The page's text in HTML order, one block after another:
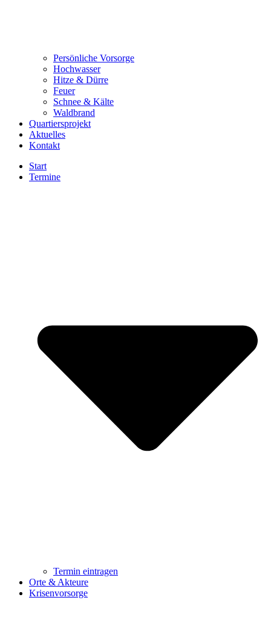
Persönliche Vorsorge
Hochwasser
Hitze & Dürre
Feuer
Schnee & Kälte
Waldbrand
Quartiersprojekt
Aktuelles
Kontakt
Start
Termine
Termin eintragen
Orte & Akteure
Krisenvorsorge